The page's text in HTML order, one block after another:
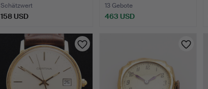
Schätzwert
158 USD
13 Gebote
463 USD